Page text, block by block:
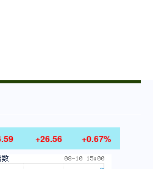
+26.56 +0.67%